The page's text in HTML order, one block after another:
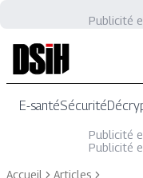
Publicité
E-santéSécurité
Publicité
Publicité
Accueil
Articles